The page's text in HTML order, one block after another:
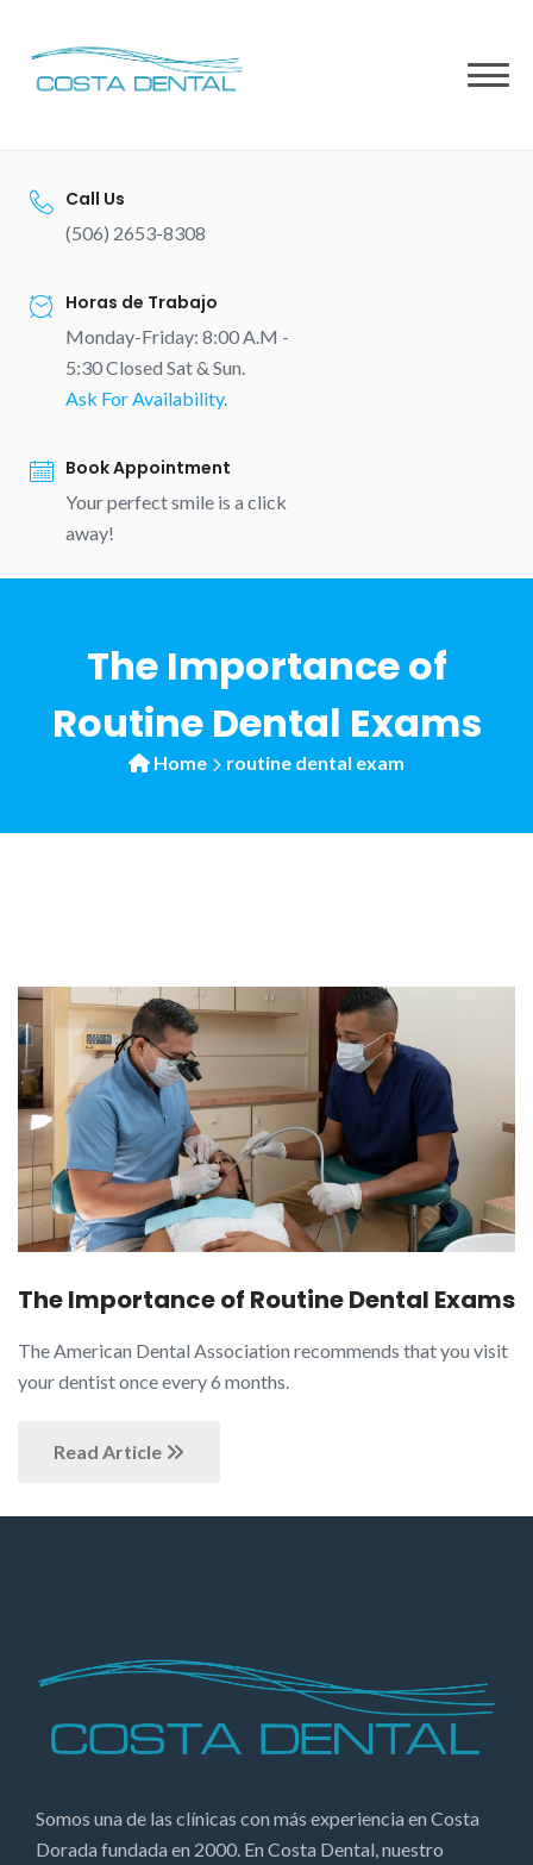
content
Call Us
(506) 2653-8308
Horas de Trabajo
Monday-Friday: 8:00 A.M -
5:30 Closed Sat & Sun.
Ask For Availability.
Book Appointment
Your perfect smile is a click
away!
The Importance of
Routine Dental Exams
Home routine dental exam
The Importance of Routine Dental Exams
The American Dental Association recommends that you visit
your dentist once every 6 months.
Read Article
Somos una de las clínicas con más experiencia en Costa
Dorada fundada en 2000. En Costa Dental, nuestro